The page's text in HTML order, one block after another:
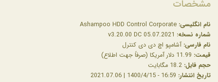
مشخصات
نام انگلیسی:
شماره نسخه:
نام فارسی: آشامپو اچ دی دی کنترل
قیمت:
حجم فایل:
تاریخ انتشار: